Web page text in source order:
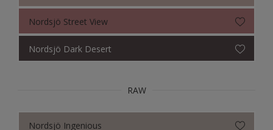
Nordsjö Street View
Nordsjö Dark Desert
RAW
Nordsjö Ingenious